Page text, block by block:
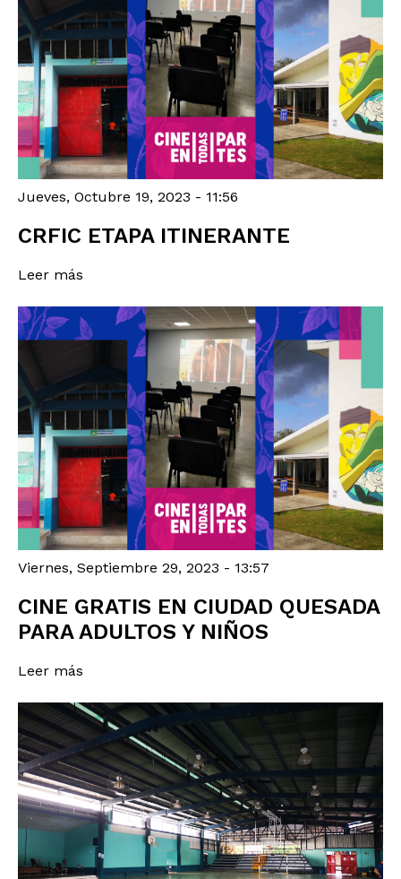
Jueves, Octubre 19, 2023 - 11:56
CRFIC ETAPA ITINERANTE
Leer más
Viernes, Septiembre 29, 2023 - 13:57
CINE GRATIS EN CIUDAD QUESADA
PARA ADULTOS Y NIÑOS
Leer más